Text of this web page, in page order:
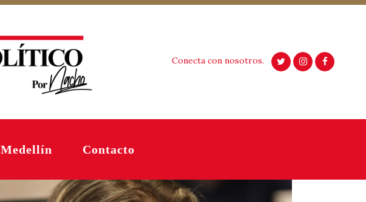
Conecta con nosotros.
Medellín Contacto